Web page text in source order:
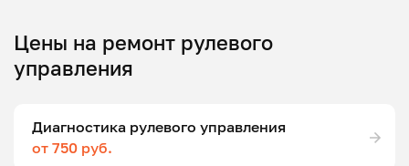
Цены на ремонт рулевого
управления
Диагностика рулевого управления
от 750 руб.